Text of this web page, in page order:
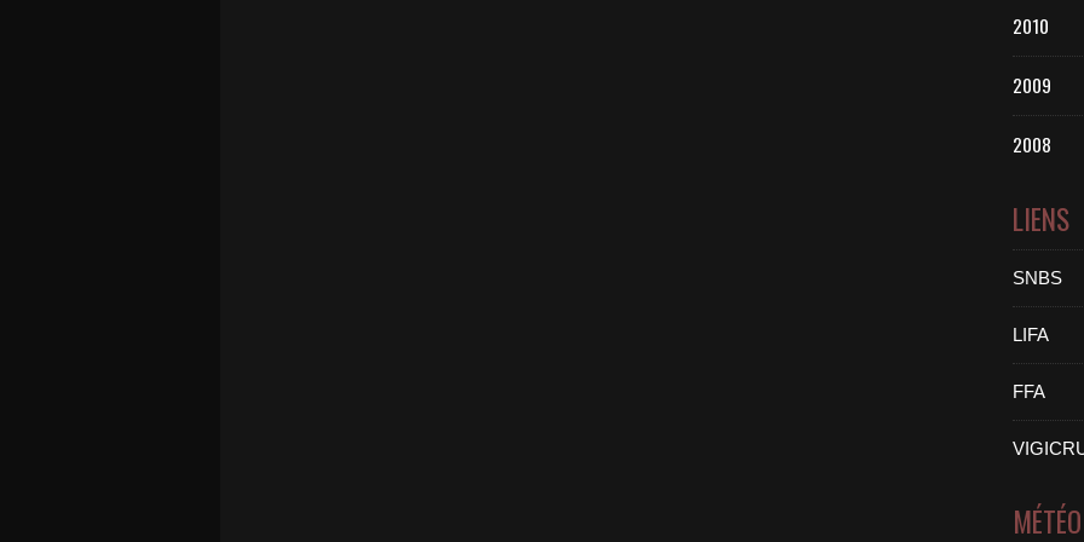
2010
2009
2008
LIENS
SNBS
LIFA
FFA
MÉTÉO